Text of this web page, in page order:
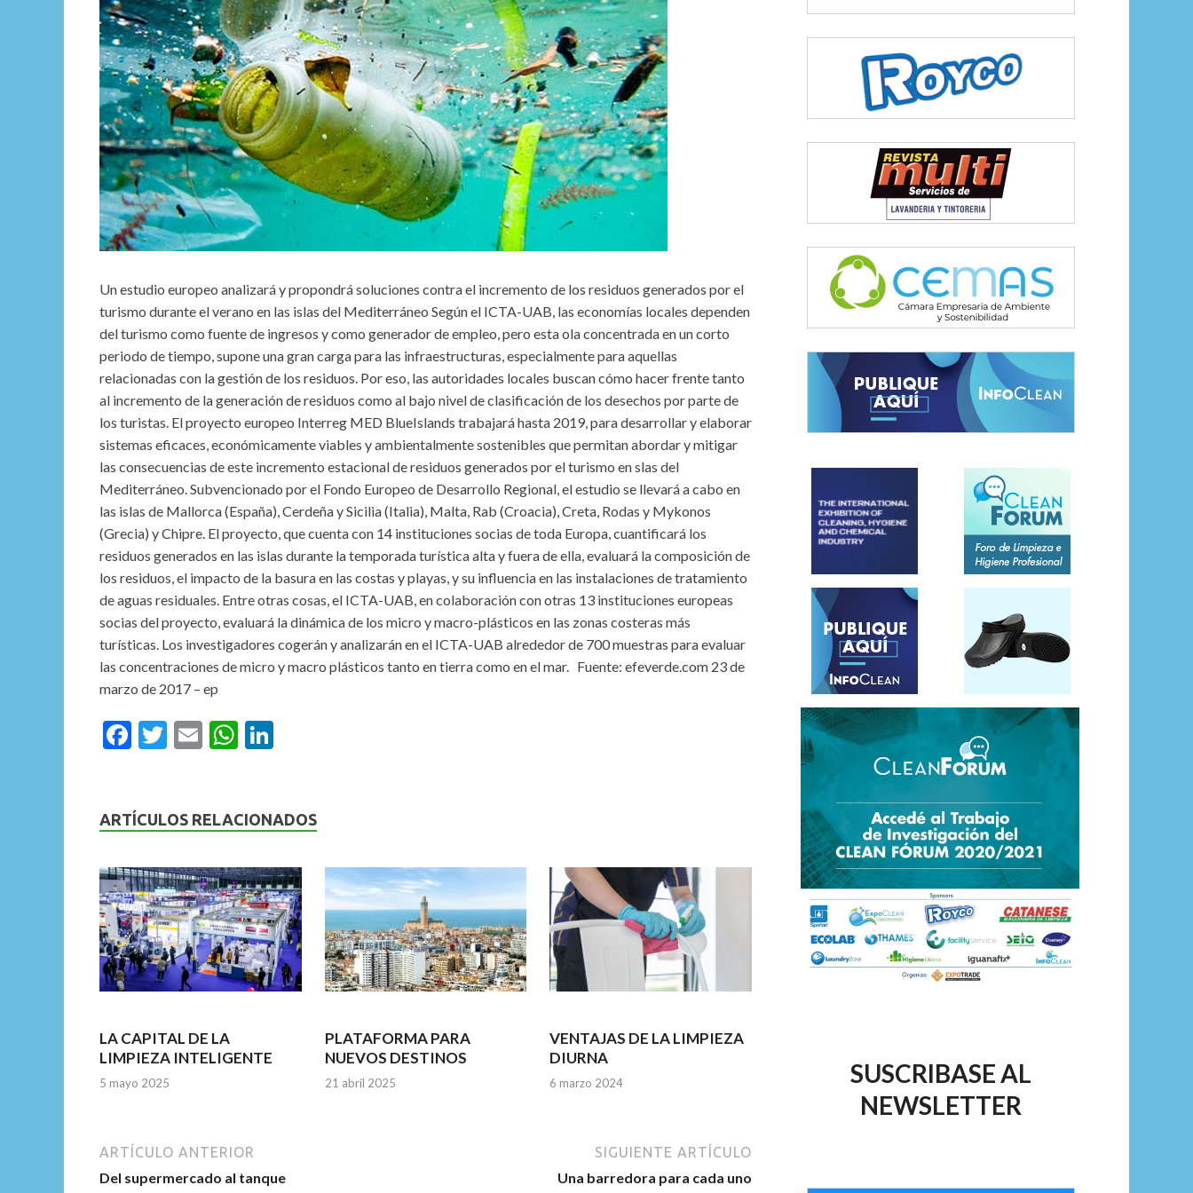
Un estudio europeo analizará y propondrá soluciones contra el incremento de los residuos generados por el
turismo durante el verano en las islas del Mediterráneo Según el ICTA-UAB, las economías locales dependen
del turismo como fuente de ingresos y como generador de empleo, pero esta ola concentrada en un corto
periodo de tiempo, supone una gran carga para las infraestructuras, especialmente para aquellas
relacionadas con la gestión de los residuos. Por eso, las autoridades locales buscan cómo hacer frente tanto
al incremento de la generación de residuos como al bajo nivel de clasificación de los desechos por parte de
los turistas. El proyecto europeo Interreg MED BlueIslands trabajará hasta 2019, para desarrollar y elaborar
sistemas eficaces, económicamente viables y ambientalmente sostenibles que permitan abordar y mitigar
las consecuencias de este incremento estacional de residuos generados por el turismo en slas del
Mediterráneo. Subvencionado por el Fondo Europeo de Desarrollo Regional, el estudio se llevará a cabo en
las islas de Mallorca (España), Cerdeña y Sicilia (Italia), Malta, Rab (Croacia), Creta, Rodas y Mykonos
(Grecia) y Chipre. El proyecto, que cuenta con 14 instituciones socias de toda Europa, cuantificará los
residuos generados en las islas durante la temporada turística alta y fuera de ella, evaluará la composición de
los residuos, el impacto de la basura en las costas y playas, y su influencia en las instalaciones de tratamiento
de aguas residuales. Entre otras cosas, el ICTA-UAB, en colaboración con otras 13 instituciones europeas
socias del proyecto, evaluará la dinámica de los micro y macro-plásticos en las zonas costeras más
turísticas. Los investigadores cogerán y analizarán en el ICTA-UAB alrededor de 700 muestras para evaluar
las concentraciones de micro y macro plásticos tanto en tierra como en el mar. Fuente: efeverde.com 23 de
marzo de 2017 – ep
F
b
o
k
T
er
E
l
W
s
p
p
dI
ARTÍCULOS RELACIONADOS
LA CAPITAL DE LA
LIMPIEZA INTELIGENTE
5 mayo 2025
PLATAFORMA PARA
NUEVOS DESTINOS
21 abril 2025
VENTAJAS DE LA LIMPIEZA
DIURNA
6 marzo 2024
ARTÍCULO ANTERIOR
Del supermercado al tanque
SIGUIENTE ARTÍCULO
Una barredora para cada uno
SUSCRIBASE AL
NEWSLETTER